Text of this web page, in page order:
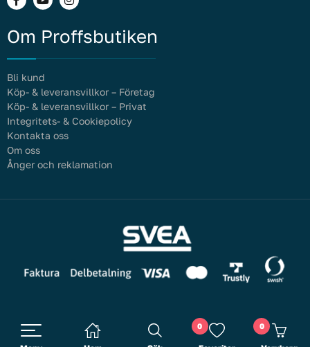
0 0
Om Proffsbutiken
Bli kund
Köp- & leveransvillkor – Företag
Köp- & leveransvillkor – Privat
Integritets- & Cookiepolicy
Kontakta oss
Om oss
Ånger och reklamation